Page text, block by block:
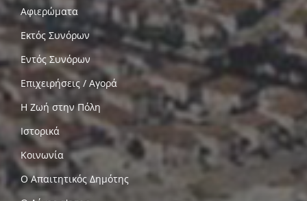
Αφιερώματα
Εκτός Συνόρων
Εντός Συνόρων
Επιχειρήσεις / Αγορά
Η Ζωή στην Πόλη
Ιστορικά
Κοινωνία
Ο Απαιτητικός Δημότης